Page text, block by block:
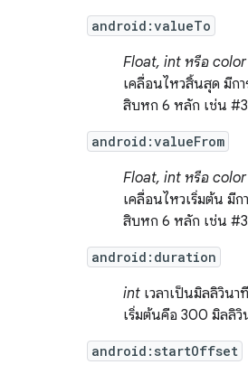
android:valueTo
Float, int หรือ
เคลื่อนไหวสิ้นสุด มีก
สิบหก 6 หลัก เช่น
android:valueFrom
Float, int หรือ
เคลื่อนไหวเริ่มต้น มีก
สิบหก 6 หลัก เช่น
android:duration
int เวลาเป็นมิลลิวินา
เริ่มต้นคือ 300 มิลลิวิ
android:startOffset